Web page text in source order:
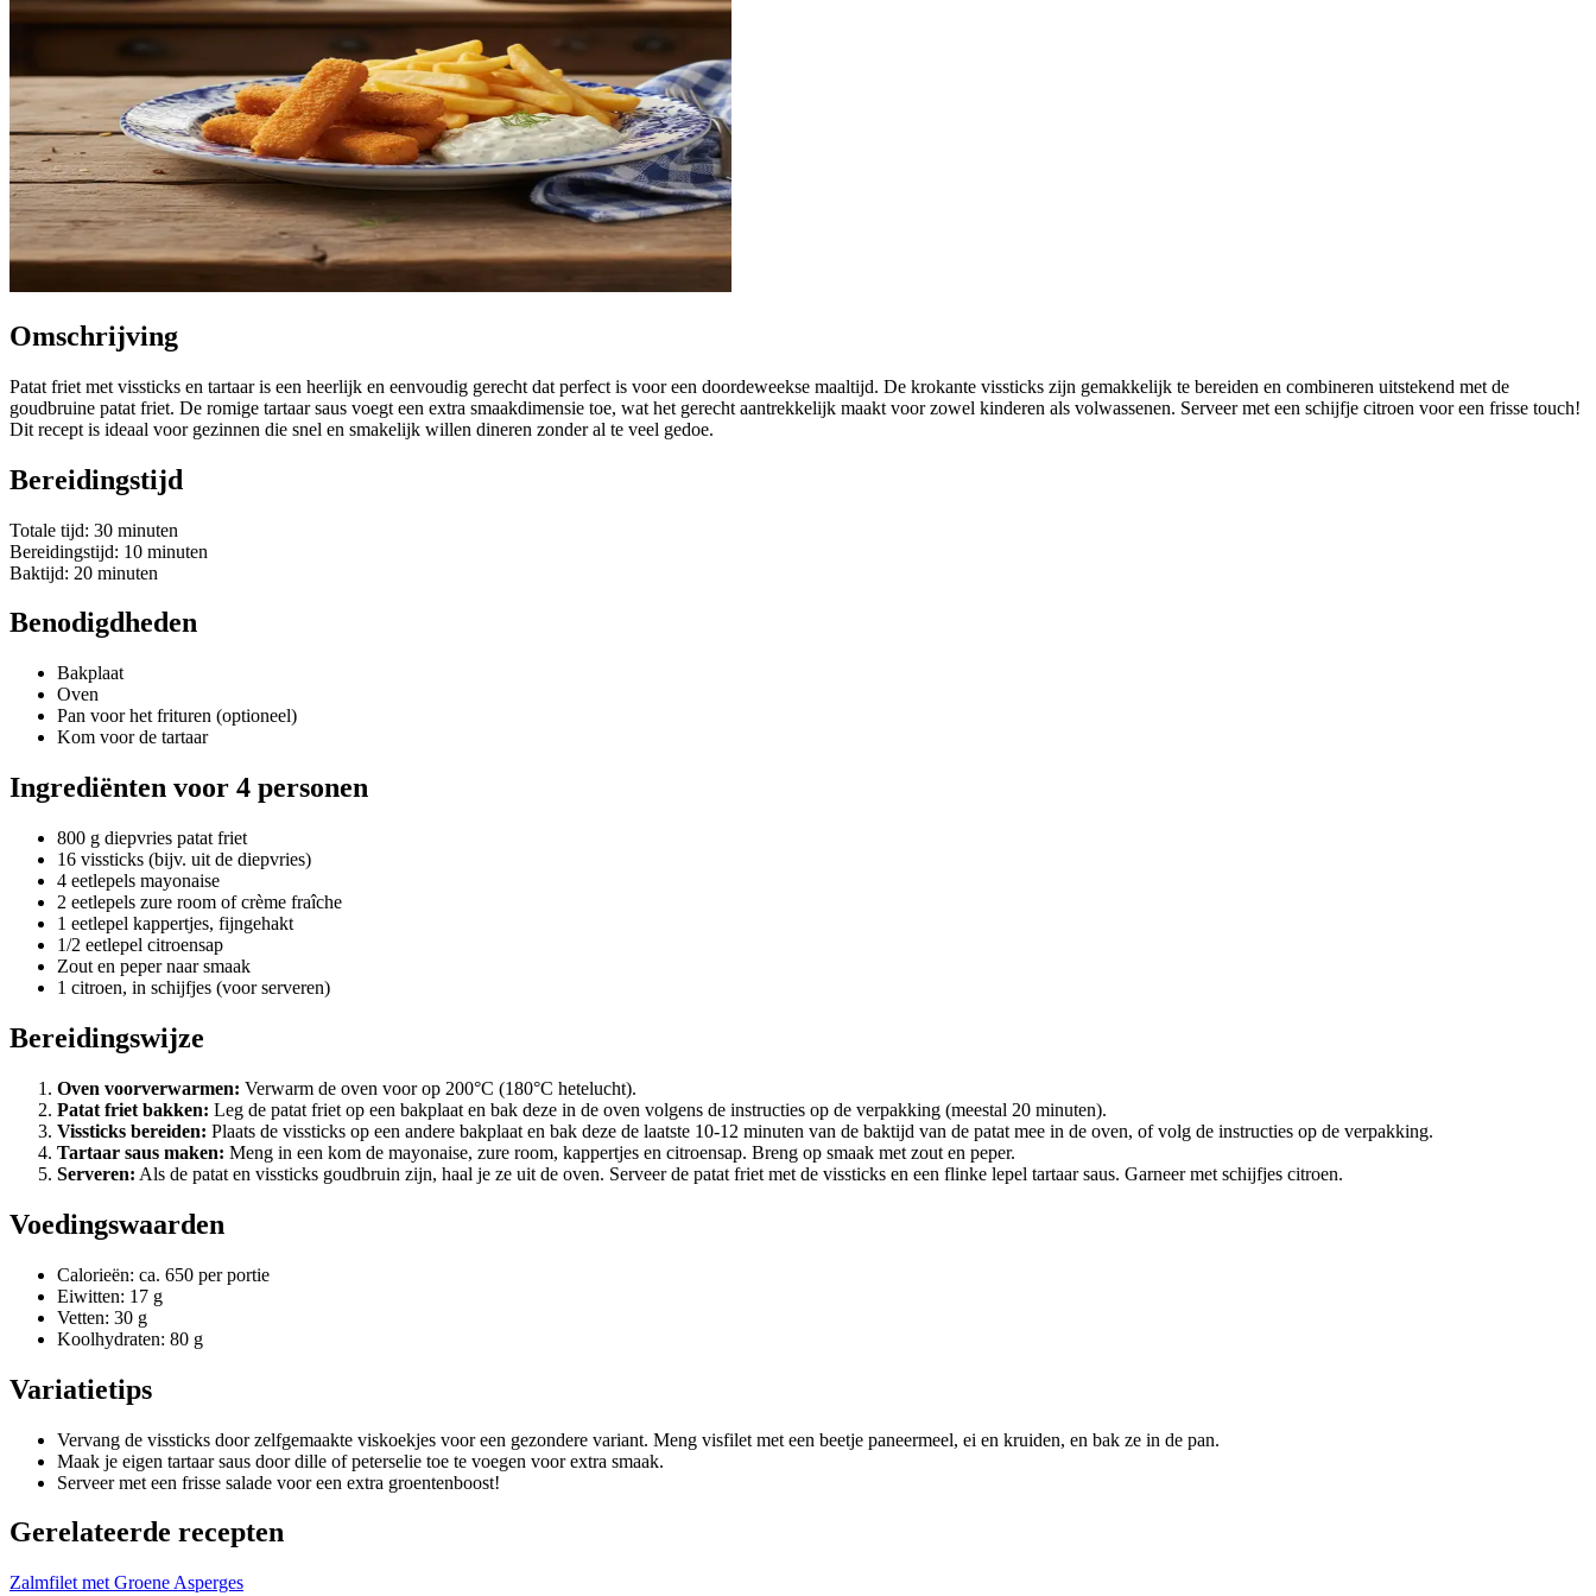
Omschrijving
Patat friet met vissticks en tartaar is een heerlijk en eenvoudig gerecht dat perfect is voor een doordeweekse maaltijd. De krokante vissticks zijn gemakkelijk te bereiden en combineren uitstekend met de
goudbruine patat friet. De romige tartaar saus voegt een extra smaakdimensie toe, wat het gerecht aantrekkelijk maakt voor zowel kinderen als volwassenen. Serveer met een schijfje citroen voor een frisse touch!
Dit recept is ideaal voor gezinnen die snel en smakelijk willen dineren zonder al te veel gedoe.
Bereidingstijd
Totale tijd: 30 minuten
Bereidingstijd: 10 minuten
Baktijd: 20 minuten
Benodigdheden
Bakplaat
Oven
Pan voor het frituren (optioneel)
Kom voor de tartaar
Ingrediënten voor 4 personen
800 g diepvries patat friet
16 vissticks (bijv. uit de diepvries)
4 eetlepels mayonaise
2 eetlepels zure room of crème fraîche
1 eetlepel kappertjes, fijngehakt
1/2 eetlepel citroensap
Zout en peper naar smaak
1 citroen, in schijfjes (voor serveren)
Bereidingswijze
Oven voorverwarmen: Verwarm de oven voor op 200°C (180°C hetelucht).
Patat friet bakken: Leg de patat friet op een bakplaat en bak deze in de oven volgens de instructies op de verpakking (meestal 20 minuten).
Vissticks bereiden: Plaats de vissticks op een andere bakplaat en bak deze de laatste 10-12 minuten van de baktijd van de patat mee in de oven, of volg de instructies op de verpakking.
Tartaar saus maken: Meng in een kom de mayonaise, zure room, kappertjes en citroensap. Breng op smaak met zout en peper.
Serveren: Als de patat en vissticks goudbruin zijn, haal je ze uit de oven. Serveer de patat friet met de vissticks en een flinke lepel tartaar saus. Garneer met schijfjes citroen.
Voedingswaarden
Calorieën: ca. 650 per portie
Eiwitten: 17 g
Vetten: 30 g
Koolhydraten: 80 g
Variatietips
Vervang de vissticks door zelfgemaakte viskoekjes voor een gezondere variant. Meng visfilet met een beetje paneermeel, ei en kruiden, en bak ze in de pan.
Maak je eigen tartaar saus door dille of peterselie toe te voegen voor extra smaak.
Serveer met een frisse salade voor een extra groentenboost!
Gerelateerde recepten
Zalmfilet met Groene Asperges